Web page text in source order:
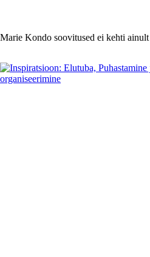
Marie Kondo soovitused ei kehti